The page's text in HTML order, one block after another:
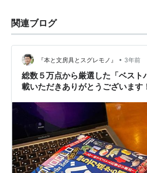
関連ブログ
『本と文房具とスグレモノ』 • 3年前
総数５万点から厳選した「ベスト
載いただきありがとうございます